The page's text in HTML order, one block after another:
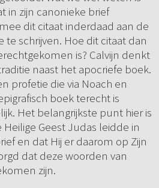
in zijn canonieke brief
dit citaat inderdaad aan de
te schrijven. Hoe dit citaat dan
is? Calvijn denkt
naast het apocriefe boek.
profetie die via Noach en
boek terecht is
Het belangrijkste punt hier is
Geest Judas leidde in
en dat Hij er daarom op Zijn
dat deze woorden van
zijn.